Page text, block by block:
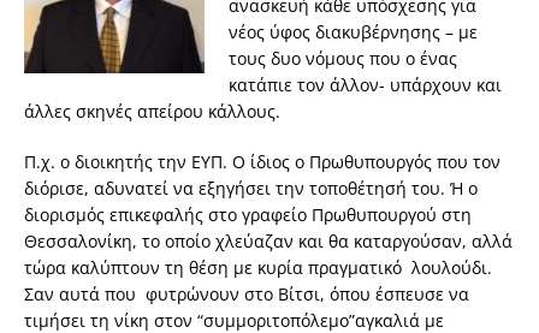
ανασκευή κάθε υπόσχεσης για
νέος ύφος διακυβέρνησης – με
τους δυο νόμους που ο ένας
κατάπιε τον άλλον- υπάρχουν και
άλλες σκηνές απείρου κάλλους.
Π.χ. ο διοικητής την ΕΥΠ. Ο ίδιος ο Πρωθυπουργός που τον
διόρισε, αδυνατεί να εξηγήσει την τοποθέτησή του. Ή ο
διορισμός επικεφαλής στο γραφείο Πρωθυπουργού στη
Θεσσαλονίκη, το οποίο χλεύαζαν και θα καταργούσαν, αλλά
τώρα καλύπτουν τη θέση με κυρία πραγματικό λουλούδι.
Σαν αυτά που φυτρώνουν στο Βίτσι, όπου έσπευσε να
τιμήσει τη νίκη στον “συμμοριτοπόλεμο”αγκαλιά με